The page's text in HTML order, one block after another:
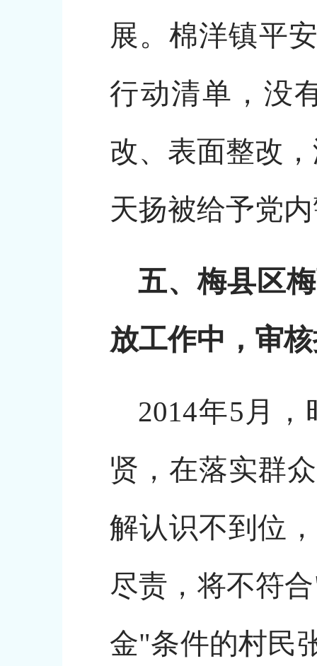
展。棉洋镇平
行动清单，没
改、表面整改
天扬被给予党
五、梅县区
放工作中，审
2014年5月
贤，在落实群
解认识不到位
尽责，将不符
金"条件的村民